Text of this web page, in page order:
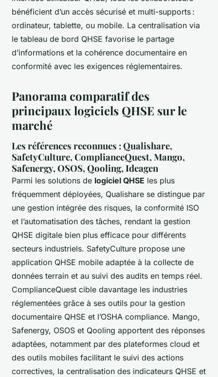
bénéficient d’un accès sécurisé et multi-supports :
ordinateur, tablette, ou mobile. La centralisation via
le tableau de bord QHSE favorise le partage
d’informations et la cohérence documentaire en
conformité avec les exigences réglementaires.
Panorama comparatif des
principaux logiciels QHSE sur le
marché
Les références reconnues : Qualishare,
SafetyCulture, ComplianceQuest, Mango,
Safenergy, OSOS, Qooling, Ideagen
Parmi les solutions de logiciel QHSE les plus
fréquemment déployées, Qualishare se distingue par
une gestion intégrée des risques, la conformité ISO
et l’automatisation des tâches, rendant la gestion
QHSE digitale bien plus efficace pour différents
secteurs industriels. SafetyCulture propose une
application QHSE mobile adaptée à la collecte de
données terrain et au suivi des audits en temps réel.
ComplianceQuest cible davantage les industries
réglementées grâce à ses outils pour la gestion
documentaire QHSE et l’OSHA compliance. Mango,
Safenergy, OSOS et Qooling apportent des réponses
adaptées, notamment par des plateformes cloud et
des outils mobiles facilitant le suivi des actions
correctives, la centralisation des indicateurs QHSE et